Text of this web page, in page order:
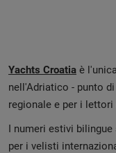
Yachts Croatia è
nell'Adriatico - punto
regionale e per i
I numeri estivi
per i velisti